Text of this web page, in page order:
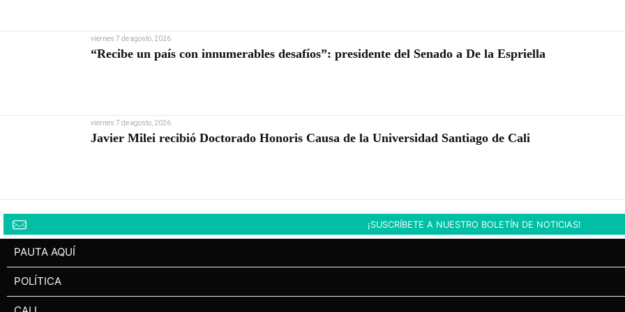
viernes 7 de agosto, 2026
“Recibe un país con innumerables desafíos”: presidente del Senado a De la Espriella
viernes 7 de agosto, 2026
Javier Milei recibió Doctorado Honoris Causa de la Universidad Santiago de Cali
¡SUSCRÍBETE A NUESTRO BOLETÍN DE NOTICIAS!
PAUTA AQUÍ
POLÍTICA